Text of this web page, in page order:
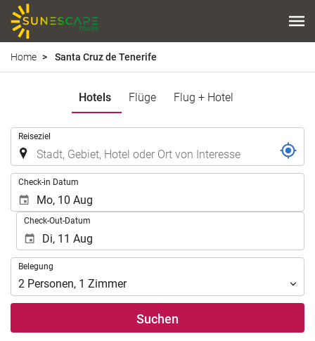
Home Santa Cruz de Tenerife
Hotels Flüge Flug + Hotel
Reiseziel
Check-in Datum
Check-Out-Datum
Belegung
Belegung
2 Personen, 1 Zimmer
Suchen